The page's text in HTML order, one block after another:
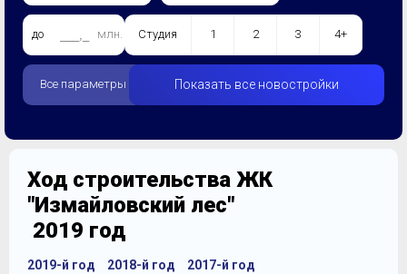
до млн. Студия 1 2 3 4+
Все параметры Показать все новостройки
Ход строительства ЖК
"Измайловский лес"
2019 год
2019-й год 2018-й год 2017-й год